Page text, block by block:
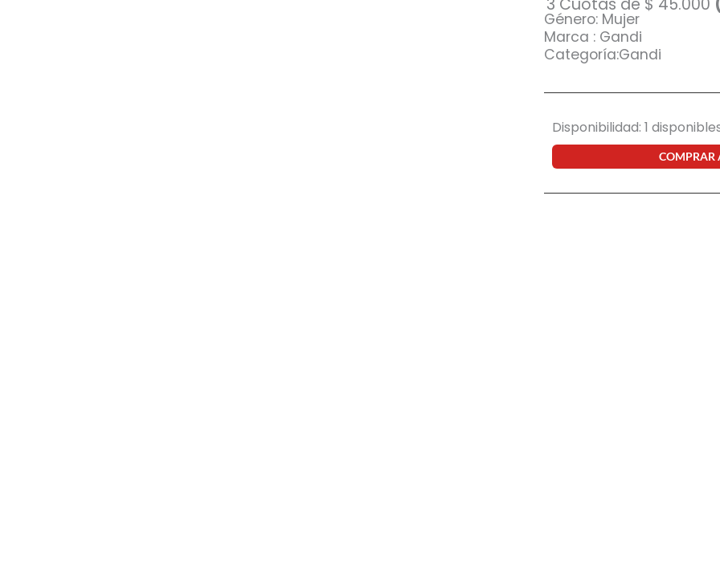
era:
$ 150.000.
es:
$ 135.000.
Género: Mujer
Marca : Gandi
Categoría:Gandi
Disponibilidad: 1
Anteojo
Gandi
COMPRAR